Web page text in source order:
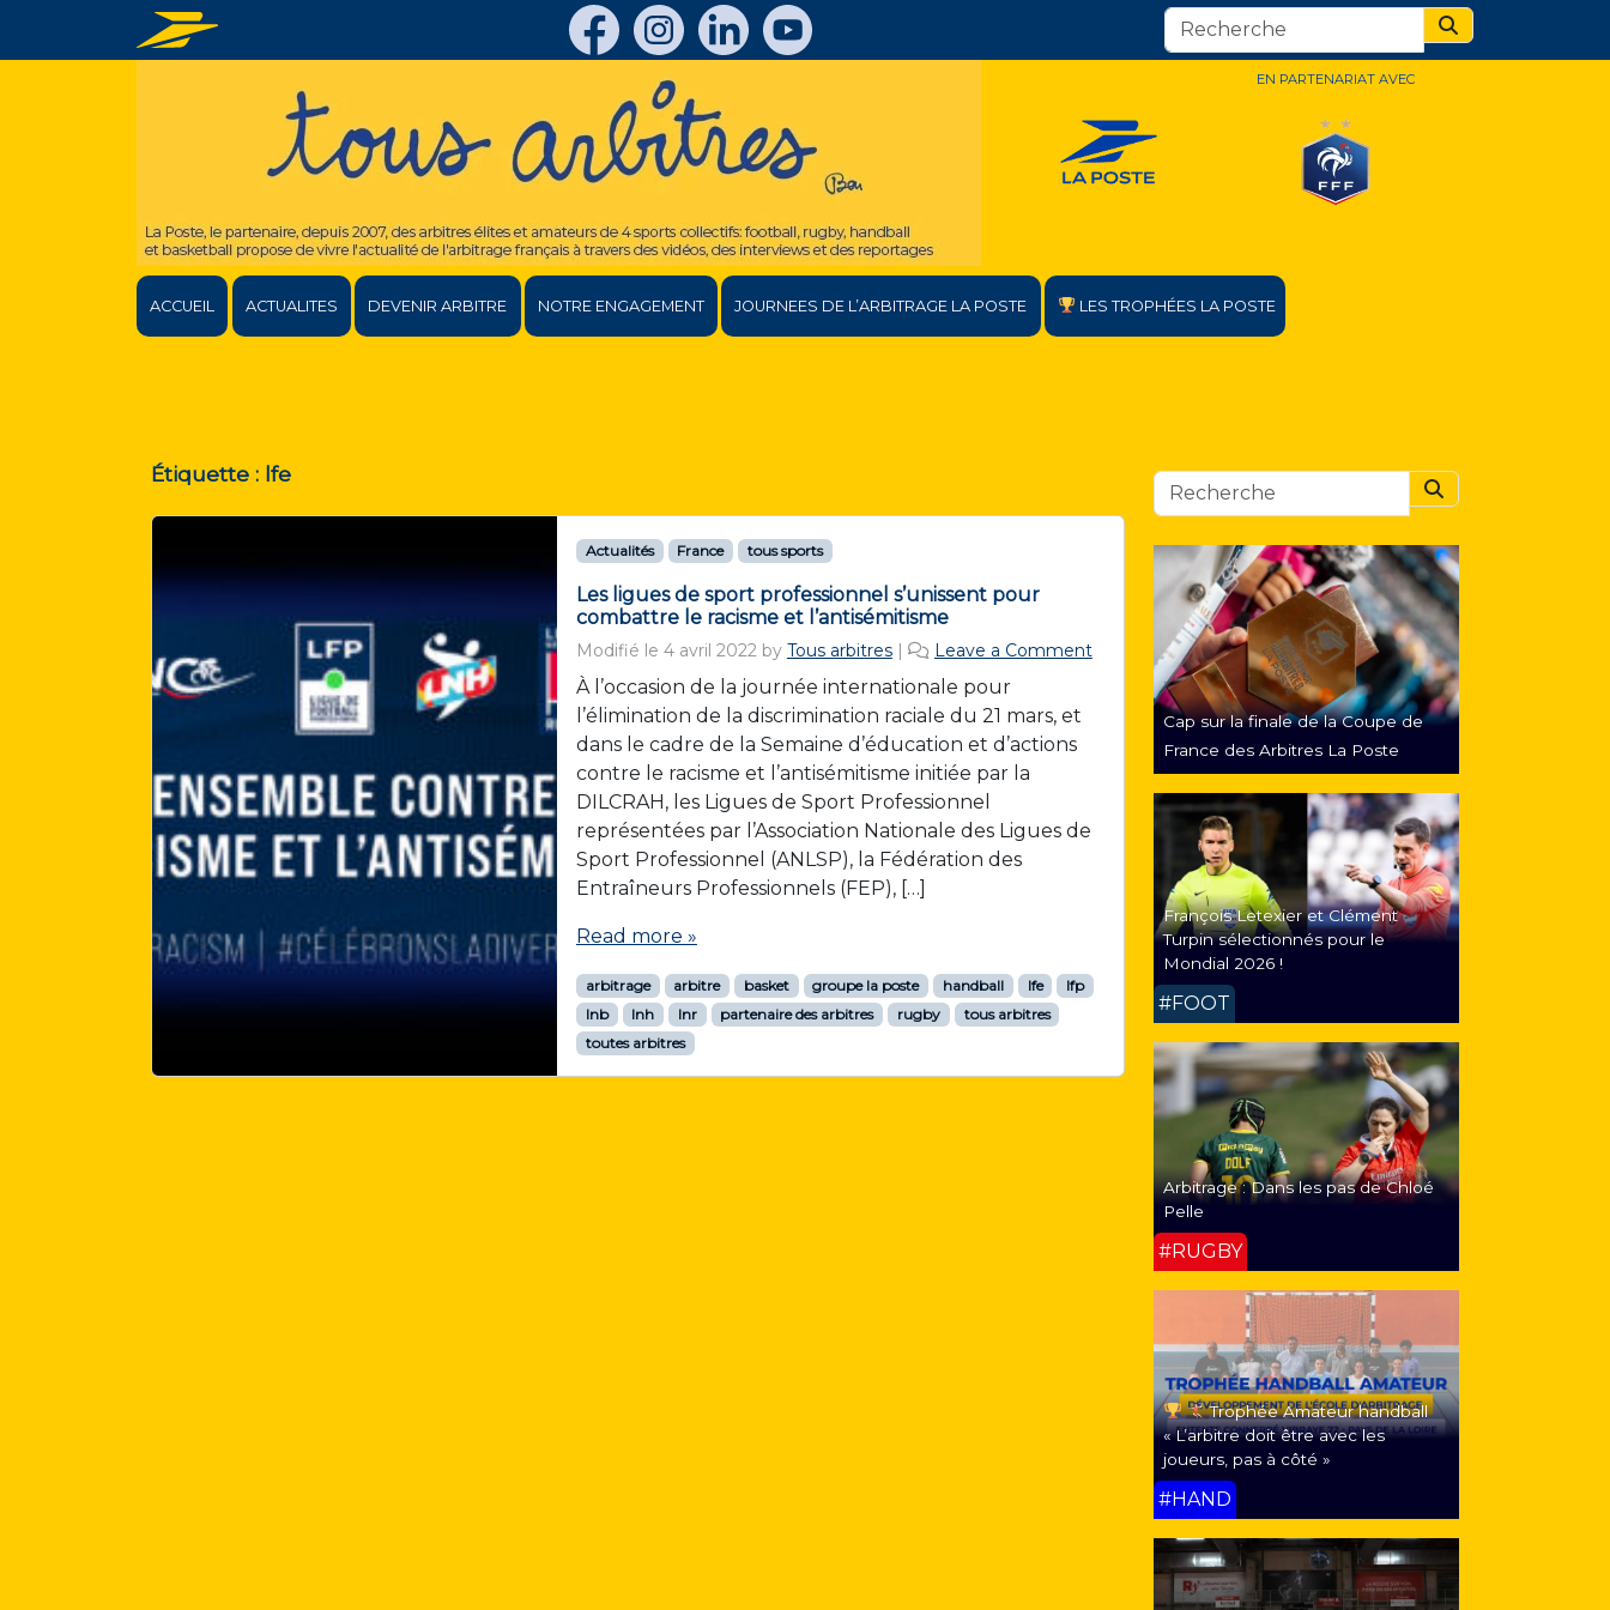
Search
EN PARTENARIAT AVEC
ACCUEIL ACTUALITES DEVENIR ARBITRE NOTRE ENGAGEMENT JOURNEES DE L’ARBITRAGE LA POSTE LES TROPHÉES LA POSTE
Étiquette : lfe
Actualités France tous sports
Les ligues de sport professionnel s’unissent pour
combattre le racisme et l’antisémitisme
Modifié le 4 avril 2022by Tous arbitres | Leave a Comment
À l’occasion de la journée internationale pour
l’élimination de la discrimination raciale du 21 mars, et
dans le cadre de la Semaine d’éducation et d’actions
contre le racisme et l’antisémitisme initiée par la
DILCRAH, les Ligues de Sport Professionnel
représentées par l’Association Nationale des Ligues de
Sport Professionnel (ANLSP), la Fédération des
Entraîneurs Professionnels (FEP), […]
Read more »
arbitrage arbitre basket groupe la poste handball lfe
lfp
lnb
lnh lnr partenaire des arbitres rugby
tous arbitres
toutes arbitres
Search
Cap sur la finale de la Coupe de
France des Arbitres La Poste
François Letexier et Clément
Turpin sélectionnés pour le
Mondial 2026 !
#FOOT
Arbitrage : Dans les pas de Chloé
Pelle
#RUGBY
Trophée Amateur handball
« L’arbitre doit être avec les
joueurs, pas à côté »
#HAND